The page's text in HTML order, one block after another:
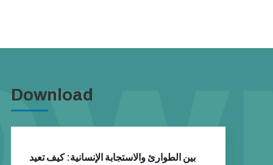
Download
بين الطوارئ والاستجابة الإنسانية: كيف تعيد